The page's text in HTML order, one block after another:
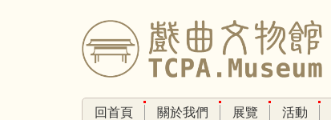
回首頁 關於我們 展覽 活動